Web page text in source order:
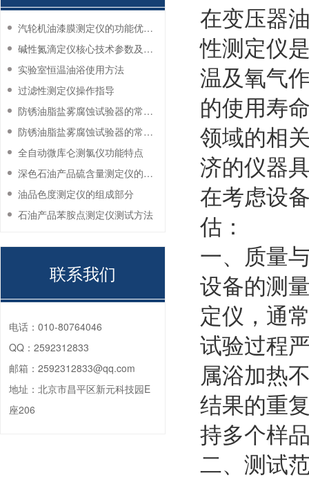
在变压器
性测定仪
温及氧气
的使用寿
领域的相
济的仪器
在考虑设
估：
一、质量
设备的测
定仪，通
试验过程
属浴加热
结果的重
持多个样
二、测试
汽轮机油漆膜测定仪的功能优势有哪些？
碱性氮滴定仪核心技术参数及应用说明
实验室恒温油浴使用方法
过滤性测定仪操作指导
防锈油脂盐雾腐蚀试验器的常见故障与解决方法
防锈油脂盐雾腐蚀试验器的常见故障与解决方法
全自动微库仑测氯仪功能特点
深色石油产品硫含量测定仪的工作环境要求
油品色度测定仪的组成部分
石油产品苯胺点测定仪测试方法
联系我们
电话： 010-80764046
QQ： 2592312833
邮箱： 2592312833@qq.com
地址： 北京市昌平区新元科技园E
座206